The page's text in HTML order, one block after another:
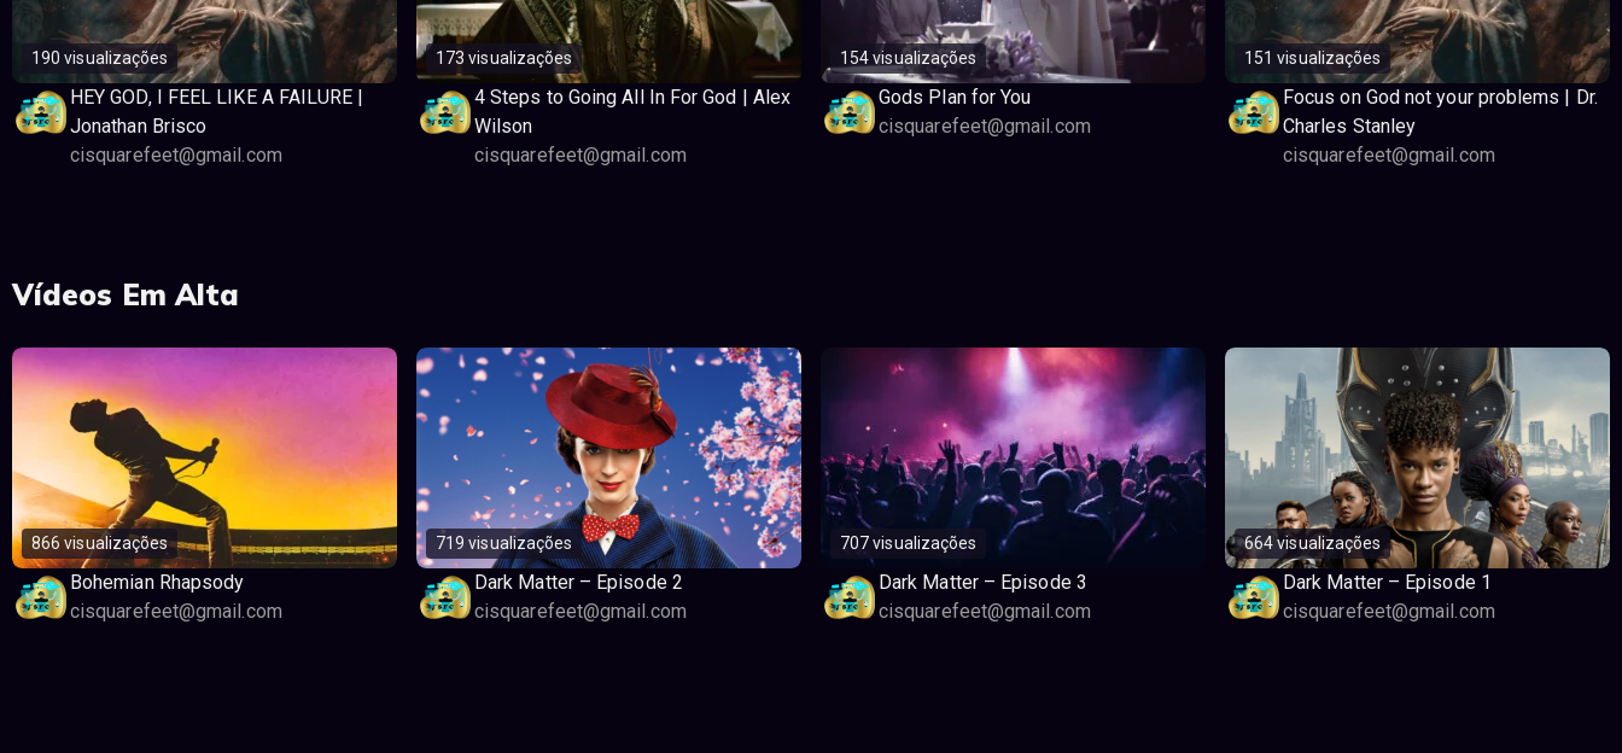
190 visualizações
HEY GOD, I FEEL LIKE A FAILURE |
Jonathan Brisco
cisquarefeet@gmail.com
173 visualizações
4 Steps to Going All In For God | Alex
Wilson
cisquarefeet@gmail.com
154 visualizações
Gods Plan for You
cisquarefeet@gmail.com
151 visualizações
Focus on God not your problems | Dr.
Charles Stanley
cisquarefeet@gmail.com
Vídeos Em Alta
866 visualizações
Bohemian Rhapsody
cisquarefeet@gmail.com
719 visualizações
Dark Matter – Episode 2
cisquarefeet@gmail.com
707 visualizações
Dark Matter – Episode 3
cisquarefeet@gmail.com
664 visualizações
Dark Matter – Episode 1
cisquarefeet@gmail.com